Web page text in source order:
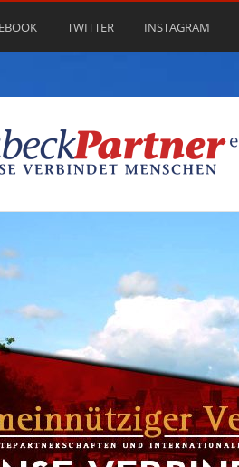
TWITTER INSTAGRAM